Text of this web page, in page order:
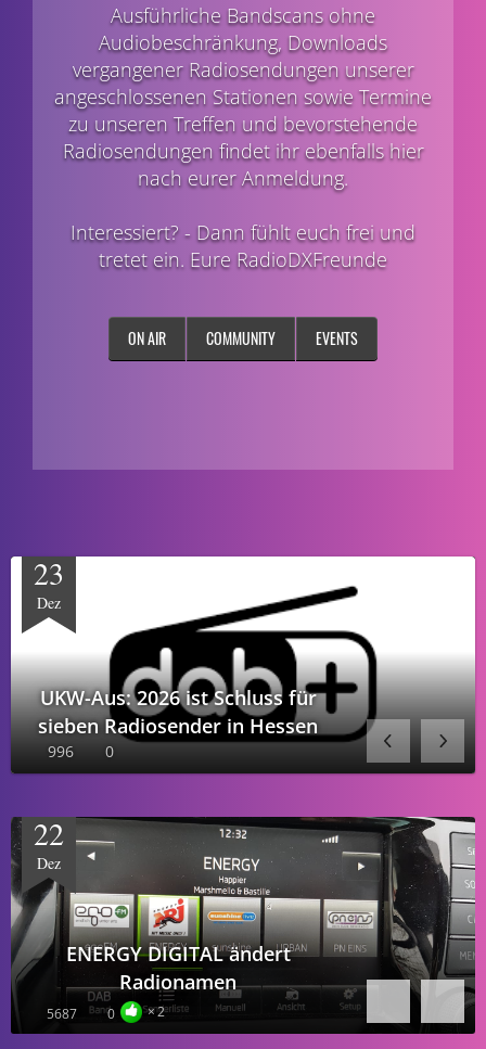
Ausführliche Bandscans ohne
Audiobeschränkung, Downloads
vergangener Radiosendungen unserer
angeschlossenen Stationen sowie Termine
zu unseren Treffen und bevorstehende
Radiosendungen findet ihr ebenfalls hier
nach eurer Anmeldung.
Interessiert? - Dann fühlt euch frei und
tretet ein. Eure RadioDXFreunde
ON AIR COMMUNITY EVENTS
22
Dez
ENERGY DIGITAL ändert
Radionamen
5687 0 2